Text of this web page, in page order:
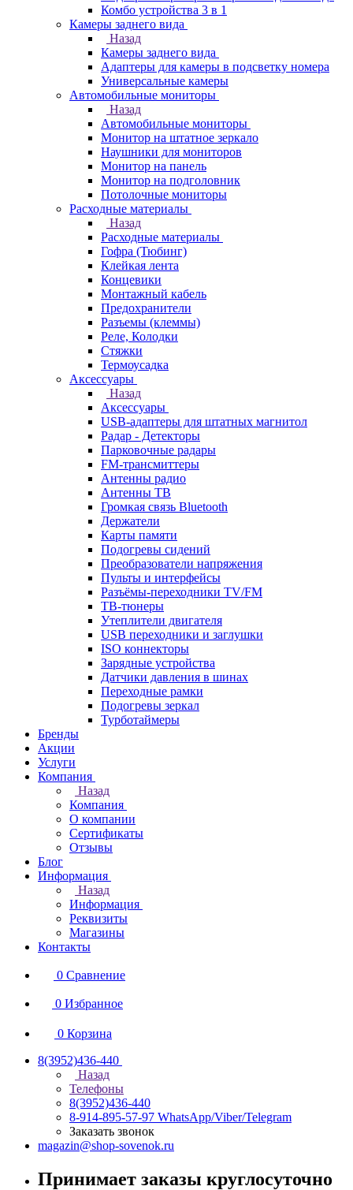
Комбо устройства 3 в 1
Камеры заднего вида
Назад
Камеры заднего вида
Адаптеры для камеры в подсветку номера
Универсальные камеры
Автомобильные мониторы
Назад
Автомобильные мониторы
Монитор на штатное зеркало
Наушники для мониторов
Монитор на панель
Монитор на подголовник
Потолочные мониторы
Расходные материалы
Назад
Расходные материалы
Гофра (Тюбинг)
Клейкая лента
Концевики
Монтажный кабель
Предохранители
Разъемы (клеммы)
Реле, Колодки
Стяжки
Термоусадка
Аксессуары
Назад
Аксессуары
USB-адаптеры для штатных магнитол
Радар - Детекторы
Парковочные радары
FM-трансмиттеры
Антенны радио
Антенны ТВ
Громкая связь Bluetooth
Держатели
Карты памяти
Подогревы сидений
Преобразователи напряжения
Пульты и интерфейсы
Разъёмы-переходники TV/FM
ТВ-тюнеры
Утеплители двигателя
USB переходники и заглушки
ISO коннекторы
Зарядные устройства
Датчики давления в шинах
Переходные рамки
Подогревы зеркал
Турботаймеры
Бренды
Акции
Услуги
Компания
Назад
Компания
О компании
Сертификаты
Отзывы
Блог
Информация
Назад
Информация
Реквизиты
Магазины
Контакты
0 Сравнение
0 Избранное
0 Корзина
8(3952)436-440
Назад
Телефоны
8(3952)436-440
8-914-895-57-97 WhatsApp/Viber/Telegram
Заказать звонок
magazin@shop-sovenok.ru
Принимает заказы круглосуточно